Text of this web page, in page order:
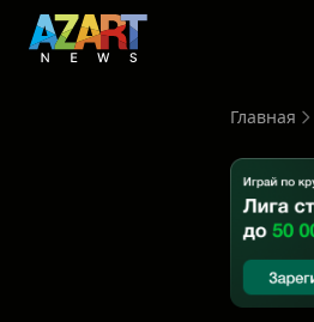
Главная